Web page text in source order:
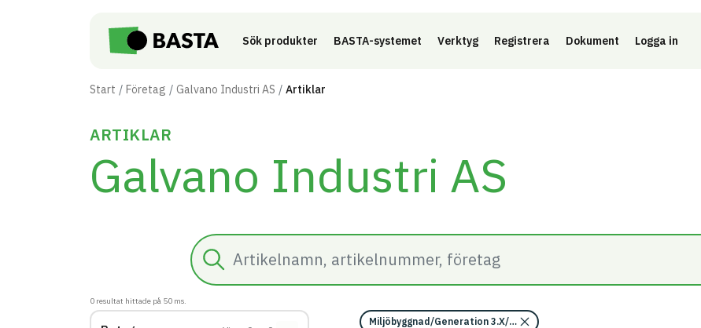
Sök produkter BASTA-systemet Verktyg Registrera Dokument Logga in
Start Företag Galvano Industri AS Artiklar
ARTIKLAR
Galvano Industri AS
Sök
0 resultat hittade på 50 ms.
Miljöbyggnad/Generation 3.X/Indikator 14 - Utfasning av farliga ämnen